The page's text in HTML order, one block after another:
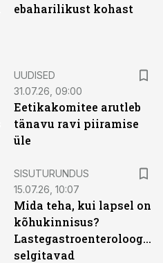
ebaharilikust kohast
UUDISED
31.07.26, 09:00
Eetikakomitee arutleb
tänavu ravi piiramise
üle
SISUTURUNDUS
15.07.26, 10:07
Mida teha, kui lapsel on
kõhukinnisus?
Lastegastroenteroloogid
selgitavad